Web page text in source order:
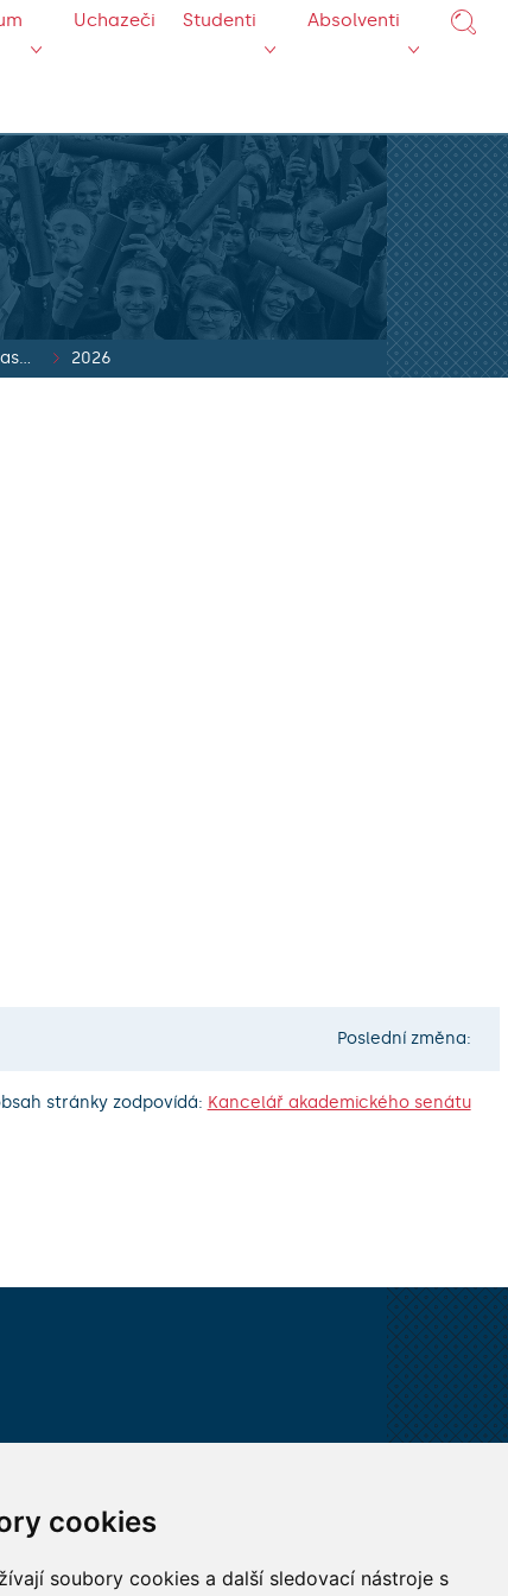
cookies
soubory cookies a další sledovací nástroje s
Uchazeči Studenti Absolventi
Usnesení přijatá na zasedání AS UK 2026
Poslední změna:
stránky zodpovídá: Kancelář akademického senátu